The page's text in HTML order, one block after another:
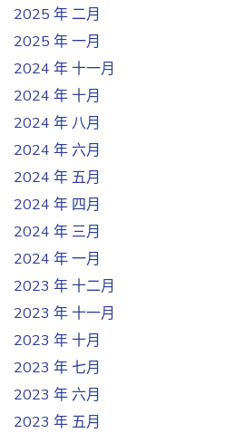
2025 年 二月
2025 年 一月
2024 年 十一月
2024 年 十月
2024 年 八月
2024 年 六月
2024 年 五月
2024 年 四月
2024 年 三月
2024 年 一月
2023 年 十二月
2023 年 十一月
2023 年 十月
2023 年 七月
2023 年 六月
2023 年 五月